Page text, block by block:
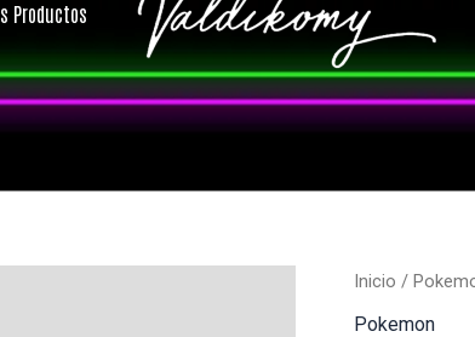
Productos
Inicio /
Pokemon